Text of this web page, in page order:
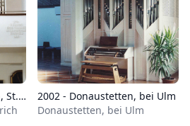
2003 - Obersulmetingen, St. Ulrich
2002 - Donaustetten, bei Ulm
Donaustetten, bei Ulm